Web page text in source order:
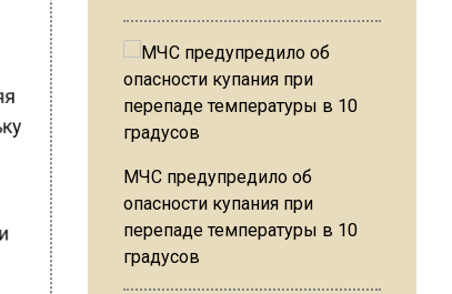
МЧС предупредило об
опасности купания при
перепаде температуры в 10
градусов